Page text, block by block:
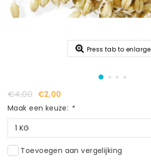
Press tab to enlarge
€4,00 €2,00
Maak een keuze: *
1 KG
Toevoegen aan vergelijking